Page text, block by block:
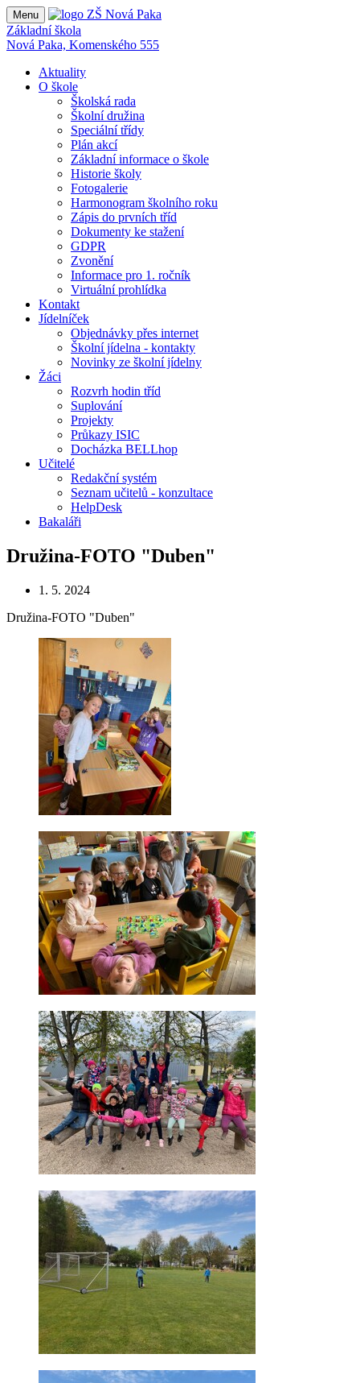
Menu
Základní škola
Nová Paka, Komenského 555
Aktuality
O škole
Školská rada
Školní družina
Speciální třídy
Plán akcí
Základní informace o škole
Historie školy
Fotogalerie
Harmonogram školního roku
Zápis do prvních tříd
Dokumenty ke stažení
GDPR
Zvonění
Informace pro 1. ročník
Virtuální prohlídka
Kontakt
Jídelníček
Objednávky přes internet
Školní jídelna - kontakty
Novinky ze školní jídelny
Žáci
Rozvrh hodin tříd
Suplování
Projekty
Průkazy ISIC
Docházka BELLhop
Učitelé
Redakční systém
Seznam učitelů - konzultace
HelpDesk
Bakaláři
Družina-FOTO "Duben"
1. 5. 2024
Družina-FOTO "Duben"